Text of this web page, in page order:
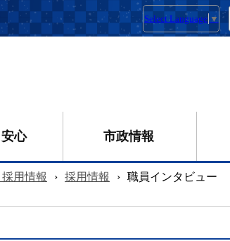
Select Language ▼
心 市政情報
用情報 › 採用情報 › 職員インタビュー